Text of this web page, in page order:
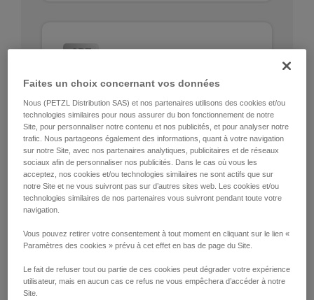
Faites un choix concernant vos données
Nous (PETZL Distribution SAS) et nos partenaires utilisons des cookies et/ou
technologies similaires pour nous assurer du bon fonctionnement de notre
Site, pour personnaliser notre contenu et nos publicités, et pour analyser notre
trafic. Nous partageons également des informations, quant à votre navigation
sur notre Site, avec nos partenaires analytiques, publicitaires et de réseaux
sociaux afin de personnaliser nos publicités. Dans le cas où vous les
acceptez, nos cookies et/ou technologies similaires ne sont actifs que sur
notre Site et ne vous suivront pas sur d’autres sites web. Les cookies et/ou
technologies similaires de nos partenaires vous suivront pendant toute votre
navigation.
Vous pouvez retirer votre consentement à tout moment en cliquant sur le lien «
Paramètres des cookies » prévu à cet effet en bas de page du Site.
Le fait de refuser tout ou partie de ces cookies peut dégrader votre expérience
utilisateur, mais en aucun cas ce refus ne vous empêchera d’accéder à notre
Site.